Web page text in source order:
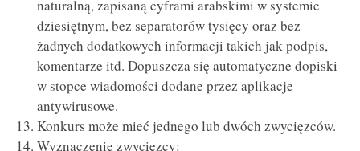
naturalną, zapisaną cyframi arabskimi w systemie
dziesiętnym, bez separatorów tysięcy oraz bez
żadnych dodatkowych informacji takich jak podpis,
komentarze itd. Dopuszcza się automatyczne dopiski
w stopce wiadomości dodane przez aplikacje
antywirusowe.
Konkurs może mieć jednego lub dwóch zwycięzców.
Wyznaczenie zwycięzcy: